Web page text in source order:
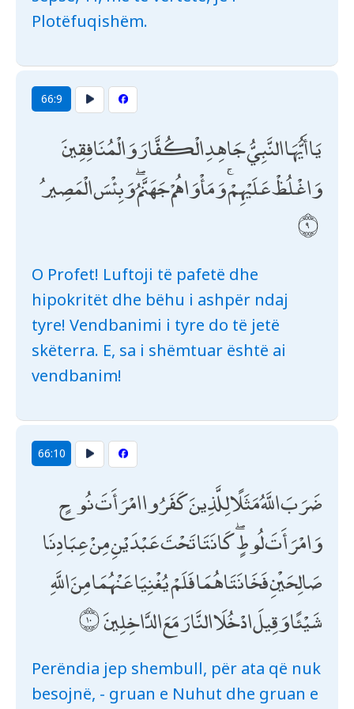
Plotëfuqishëm.
66:9
يَا أَيُّهَا النَّبِيُّ جَاهِدِ الْكُفَّارَ وَالْمُنَافِقِينَ
وَاغْلُظْ عَلَيْهِمْ ۚ وَمَأْوَاهُمْ جَهَنَّمُ ۖ وَبِئْسَ الْمَصِيرُ
O Profet! Luftoji të pafetë dhe
hipokritët dhe bëhu i ashpër ndaj
tyre! Vendbanimi i tyre do të jetë
skëterra. E, sa i shëmtuar është ai
vendbanim!
66:10
ضَرَبَ اللَّهُ مَثَلًا لِلَّذِينَ كَفَرُوا امْرَأَتَ نُوحٍ
وَامْرَأَتَ لُوطٍ ۖ كَانَتَا تَحْتَ عَبْدَيْنِ مِنْ عِبَادِنَا
صَالِحَيْنِ فَخَانَتَاهُمَا فَلَمْ يُغْنِيَا عَنْهُمَا مِنَ اللَّهِ
شَيْئًا وَقِيلَ ادْخُلَا النَّارَ مَعَ الدَّاخِلِينَ
Perëndia jep shembull, për ata që nuk
besojnë, - gruan e Nuhut dhe gruan e